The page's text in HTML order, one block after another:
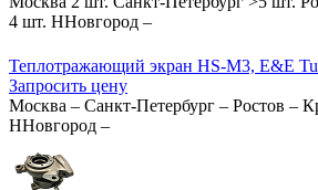
4 шт. ННовгород –
Теплотражающий экран HS-M3, E&E
Запросить цену
Москва – Санкт-Петербург – Ростов –
ННовгород –